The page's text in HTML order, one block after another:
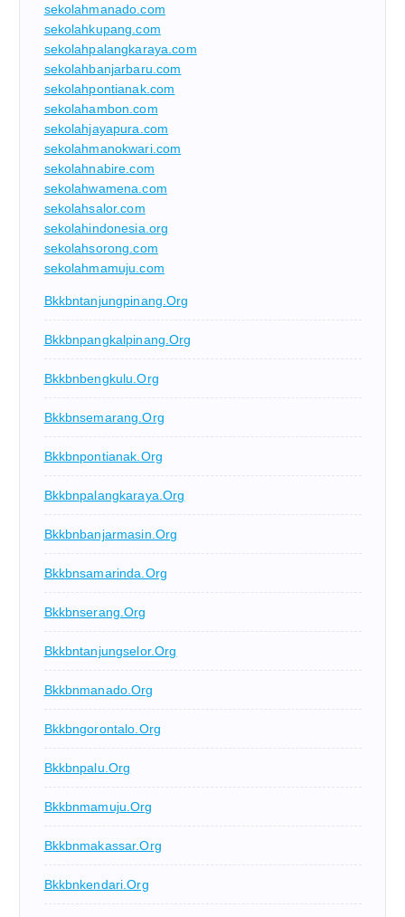
sekolahmanado.com
sekolahkupang.com
sekolahpalangkaraya.com
sekolahbanjarbaru.com
sekolahpontianak.com
sekolahambon.com
sekolahjayapura.com
sekolahmanokwari.com
sekolahnabire.com
sekolahwamena.com
sekolahsalor.com
sekolahindonesia.org
sekolahsorong.com
sekolahmamuju.com
Bkkbntanjungpinang.org
Bkkbnpangkalpinang.org
Bkkbnbengkulu.org
Bkkbnsemarang.org
Bkkbnpontianak.org
Bkkbnpalangkaraya.org
Bkkbnbanjarmasin.org
Bkkbnsamarinda.org
Bkkbnserang.org
Bkkbntanjungselor.org
Bkkbnmanado.org
Bkkbngorontalo.org
Bkkbnpalu.org
Bkkbnmamuju.org
Bkkbnmakassar.org
Bkkbnkendari.org